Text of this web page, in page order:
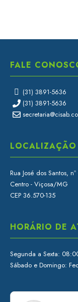
FALE
(31) 3891-5636
(31) 3891-5636
LOCALIZAÇÃO
Rua José dos Santos,
Centro - Viçosa/MG
CEP 36.570-135
HORÁRIO DE
Segunda a Sexta:
Sábado e Domingo: